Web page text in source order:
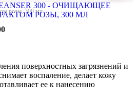
розы, 300 мл
поверхностных загрязнений и
воспаление, делает кожу
ее к нанесению